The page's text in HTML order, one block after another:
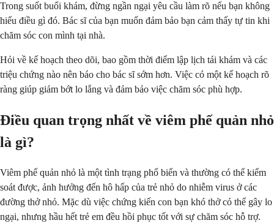
Trong suốt buổi khám, đừng ngần ngại yêu cầu làm rõ nếu bạn không
hiểu điều gì đó. Bác sĩ của bạn muốn đảm bảo bạn cảm thấy tự tin khi
chăm sóc con mình tại nhà.
Hỏi về kế hoạch theo dõi, bao gồm thời điểm lập lịch tái khám và các
triệu chứng nào nên báo cho bác sĩ sớm hơn. Việc có một kế hoạch rõ
ràng giúp giảm bớt lo lắng và đảm bảo việc chăm sóc phù hợp.
Điều quan trọng nhất về viêm phế quản nhỏ
là gì?
Viêm phế quản nhỏ là một tình trạng phổ biến và thường có thể kiểm
soát được, ảnh hưởng đến hô hấp của trẻ nhỏ do nhiễm virus ở các
đường thở nhỏ. Mặc dù việc chứng kiến con bạn khó thở có thể gây lo
ngại, nhưng hầu hết trẻ em đều hồi phục tốt với sự chăm sóc hỗ trợ.